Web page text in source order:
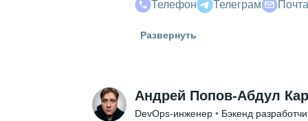
Телефон Телеграм Почта
Высшее образование
Развернуть
Андрей Попов-Абдул
DevOps-инженер • Бэкенд